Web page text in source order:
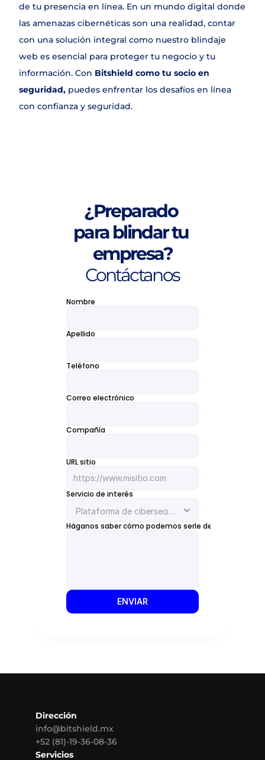
de tu presencia en línea. En un mundo digital donde
las amenazas cibernéticas son una realidad, contar
con una solución integral como nuestro blindaje
web es esencial para proteger tu negocio y tu
información. Con Bitshield como tu socio en
seguridad, puedes enfrentar los desafíos en línea
con confianza y seguridad.
¿Preparado
para blindar tu
empresa?
Contáctanos
Nombre
Apellido
Teléfono
Correo electrónico
Compañía
URL sitio
Servicio de interés
Háganos saber cómo podemos serle de ayuda
ENVIAR
Dirección
info@bitshield.mx
+52 (81)-19-36-08-36
Servicios